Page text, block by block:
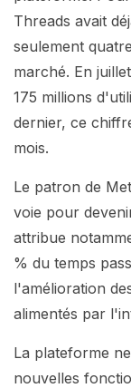
Threads avait
seulement
marché. En
175 millions
dernier, ce
mois.
Le patron de
voie pour
attribue
% du temps
l'amélioration
alimentés par
La plateforme
nouvelles